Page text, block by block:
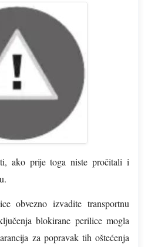
ako prije toga niste pročitali i
obvezno izvadite transportnu
blokirane perilice mogla
za popravak tih oštećenja